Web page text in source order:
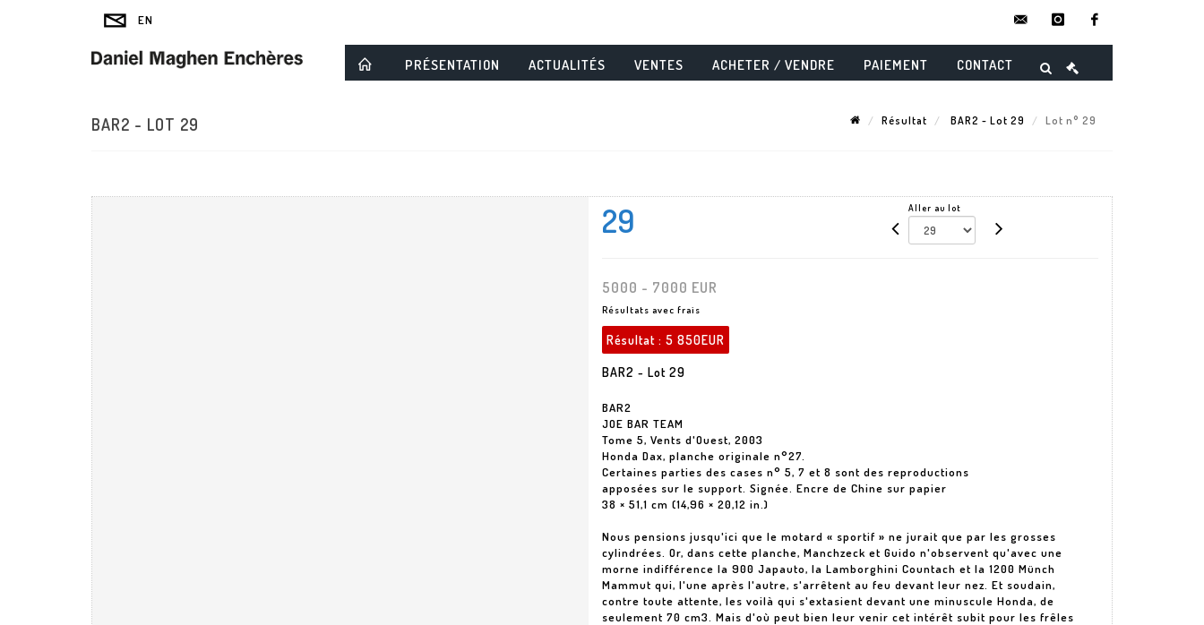
instagram
PRÉSENTATION ACTUALITÉS VENTES ACHETER / VENDRE PAIEMENT CONTACT
BAR2 - LOT 29 Résultat BAR2 - Lot 29 Lot n° 29
29 Aller au lot
5000 - 7000 EUR
Résultats avec frais
Résultat : 5 850EUR
BAR2 - Lot 29
BAR2
JOE BAR TEAM
Tome 5, Vents d'Ouest, 2003
Honda Dax, planche originale n°27.
Certaines parties des cases n° 5, 7 et 8 sont des reproductions
apposées sur le support. Signée. Encre de Chine sur papier
38 × 51,1 cm (14,96 × 20,12 in.)
Nous pensions jusqu'ici que le motard « sportif » ne jurait que par les grosses
cylindrées. Or, dans cette planche, Manchzeck et Guido n'observent qu'avec une
morne indifférence la 900 Japauto, la Lamborghini Countach et la 1200 Münch
Mammut qui, l'une après l'autre, s'arrêtent au feu devant leur nez. Et soudain,
contre toute attente, les voilà qui s'extasient devant une minuscule Honda, de
seulement 70 cm3. Mais d'où peut bien leur venir cet intérêt subit pour les frêles